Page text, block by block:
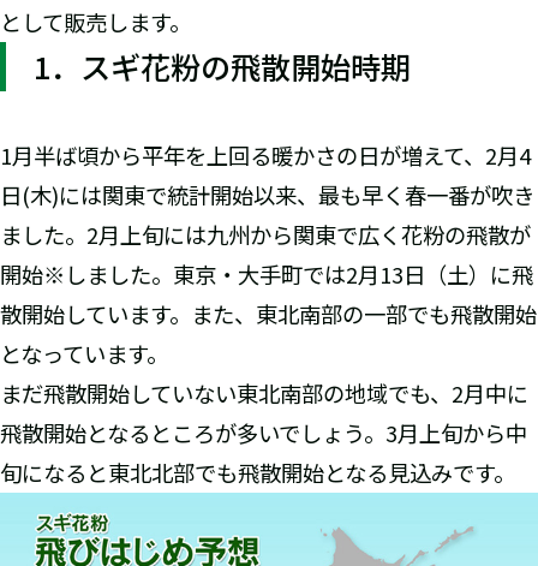
として販売します。
1．スギ花粉の飛散開始時期
1月半ば頃から平年を上回る暖かさの日が増えて、2月4
日(木)には関東で統計開始以来、最も早く春一番が吹き
ました。2月上旬には九州から関東で広く花粉の飛散が
開始※しました。東京・大手町では2月13日（土）に飛
散開始しています。また、東北南部の一部でも飛散開始
となっています。
まだ飛散開始していない東北南部の地域でも、2月中に
飛散開始となるところが多いでしょう。3月上旬から中
旬になると東北北部でも飛散開始となる見込みです。